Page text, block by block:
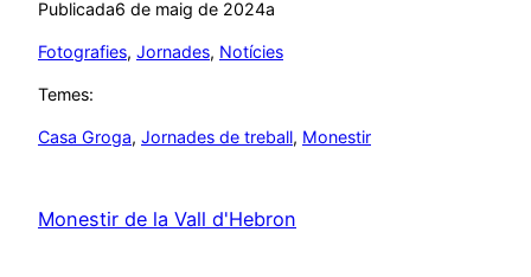
Publicada6 de maig de 2024a
Fotografies, Jornades, Notícies
Temes:
Casa Groga, Jornades de treball, Monestir
Monestir de la Vall d'Hebron